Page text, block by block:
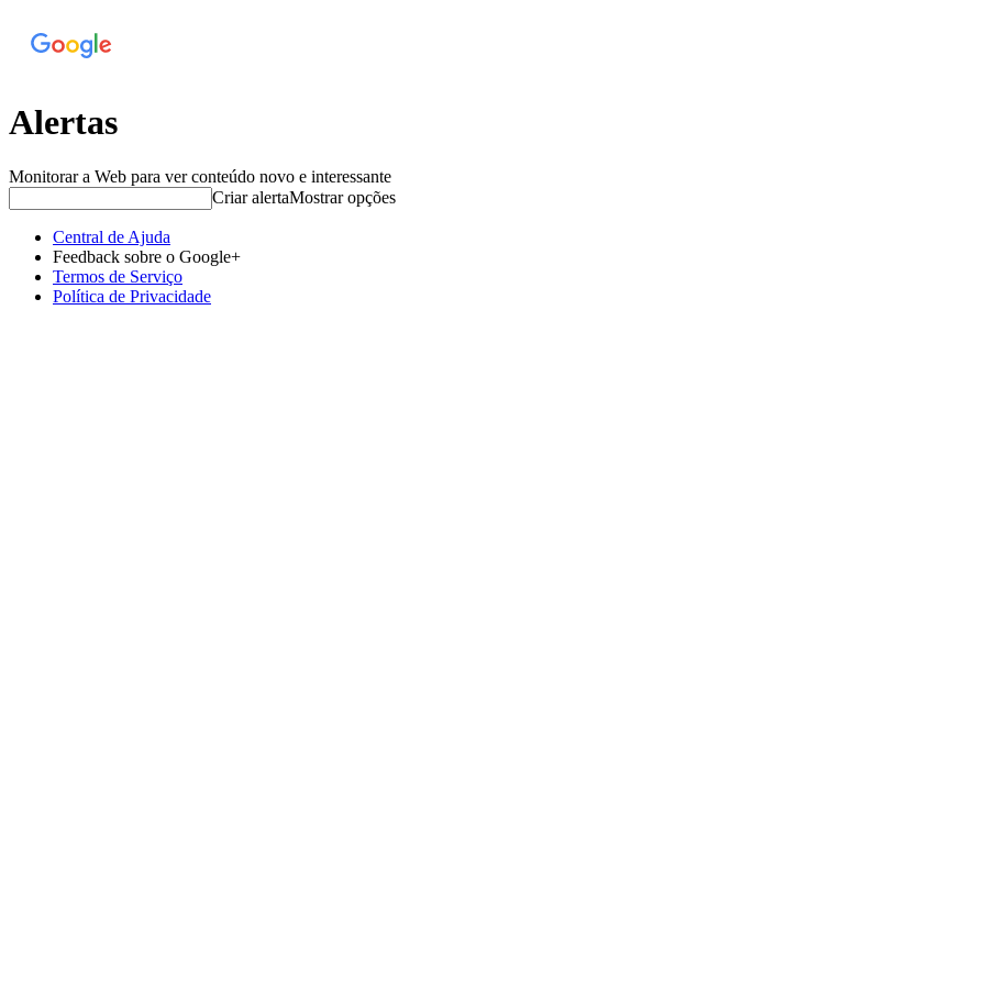
Alertas
Monitorar a Web para ver conteúdo novo e interessante
Criar alertaMostrar opções
Central de Ajuda
Feedback sobre o Google+
Termos de Serviço
Política de Privacidade